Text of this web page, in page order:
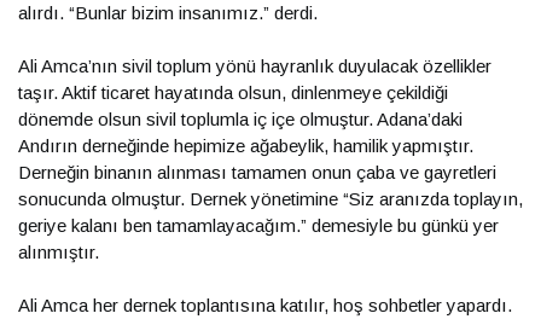
alırdı. “Bunlar bizim insanımız.” derdi.
Ali Amca’nın sivil toplum yönü hayranlık duyulacak özellikler
taşır. Aktif ticaret hayatında olsun, dinlenmeye çekildiği
dönemde olsun sivil toplumla iç içe olmuştur. Adana’daki
Andırın derneğinde hepimize ağabeylik, hamilik yapmıştır.
Derneğin binanın alınması tamamen onun çaba ve gayretleri
sonucunda olmuştur. Dernek yönetimine “Siz aranızda toplayın,
geriye kalanı ben tamamlayacağım.” demesiyle bu günkü yer
alınmıştır.
Ali Amca her dernek toplantısına katılır, hoş sohbetler yapardı.